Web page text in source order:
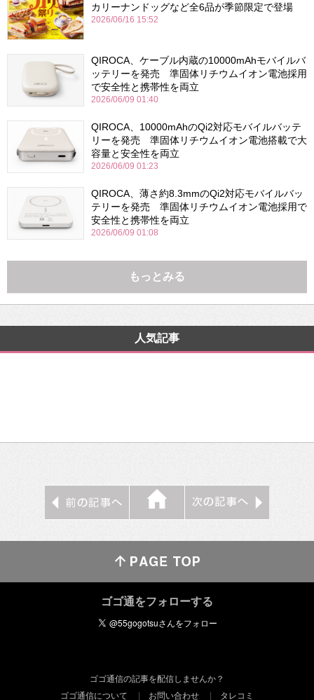
カリーナンドッグなど全6品が季節限定で登場
2026/06/16 15:52
QIROCA、ケーブル内蔵の10000mAhモバイルバ
ッテリーを発売 準固体リチウムイオン電池採用
で安全性と携帯性を両立
2026/06/09 01:40
QIROCA、10000mAhのQi2対応モバイルバッテ
リーを発売 準固体リチウムイオン電池搭載で大
容量と安全性を両立
2026/06/09 01:23
QIROCA、薄さ約8.3mmのQi2対応モバイルバッ
テリーを発売 準固体リチウムイオン電池採用で
安全性と携帯性を両立
2026/06/09 01:08
もっとみる
人気記事
ゴゴ通をフォローする
ゴゴ通信の記事を配信しませんか？
ゴゴ通信について
お問い合わせ タレコミ